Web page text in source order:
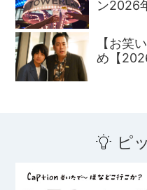
ン2026
【お笑
め【
ピ